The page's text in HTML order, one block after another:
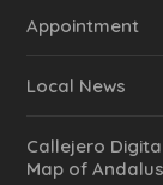
Appointment
Local News
Callejero
Map of